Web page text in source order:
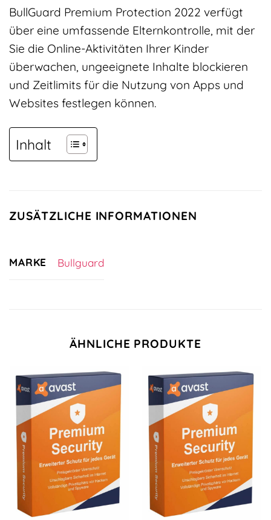
BullGuard Premium Protection 2022 verfügt
über eine umfassende Elternkontrolle, mit der
Sie die Online-Aktivitäten Ihrer Kinder
überwachen, ungeeignete Inhalte blockieren
und Zeitlimits für die Nutzung von Apps und
Websites festlegen können.
Inhalt
ZUSÄTZLICHE INFORMATIONEN
MARKE Bullguard
ÄHNLICHE PRODUKTE